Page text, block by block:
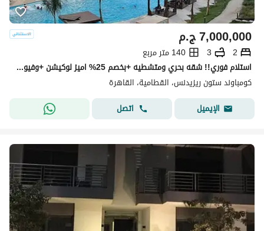
ج.م7,000,000
2
3
140 متر مربع
استلام فوري!! شقه بحري ومتشطيه +بخصم 25% اميز لوكيشن +وفيو خيالي التجمع الخامس بجوار قطامية هايتس ودقائق لمصر الجديدة Stone Residence New C
كومباوند ستون ريزيدنس، القطامية، القاهرة
الإيميل
اتصل